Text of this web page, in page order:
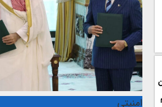
امنیتی